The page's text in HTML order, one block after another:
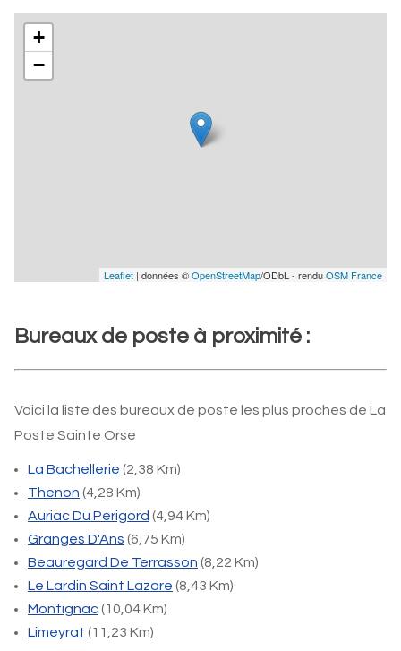
+
−
Leaflet | données ©OpenStreetMap/ODbL - renduOSM France
Bureaux de poste à proximité :
Voici la liste des bureaux de poste les plus proches de La
Poste Sainte Orse
La Bachellerie (2,38 Km)
Thenon (4,28 Km)
Auriac Du Perigord (4,94 Km)
Granges D'Ans (6,75 Km)
Beauregard De Terrasson (8,22 Km)
Le Lardin Saint Lazare (8,43 Km)
Montignac(10,04 Km)
Limeyrat (11,23 Km)